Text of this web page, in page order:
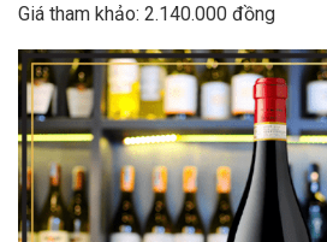
Giá tham khảo: 2.140.000 đồng